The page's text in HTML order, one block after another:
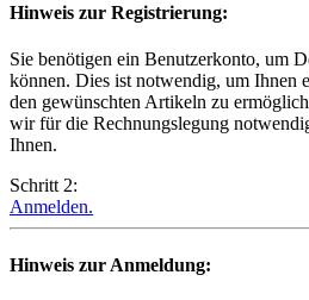
Hinweis zur Registrierung:
Sie benötigen ein Benutzerkonto, um
können. Dies ist notwendig, um Ihnen
den gewünschten Artikeln zu
wir für die Rechnungslegung
Ihnen.
Schritt 2:
Anmelden.
Hinweis zur Anmeldung: